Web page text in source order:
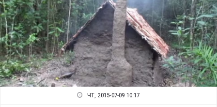
ЧТ, 2015-07-09 10:17